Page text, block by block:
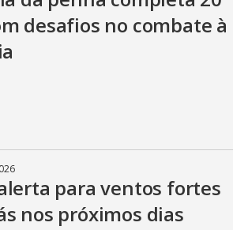
desafios no combate à
para ventos fortes
nos próximos dias